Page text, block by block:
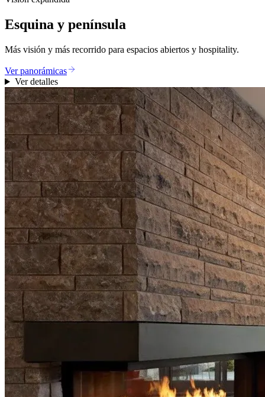
Esquina y península
Más visión y más recorrido para espacios abiertos y hospitality.
Ver panorámicas
Ver detalles